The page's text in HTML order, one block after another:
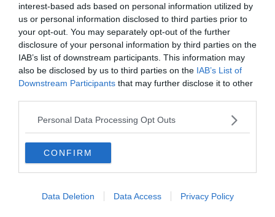
interest-based ads based on personal information utilized by
us or personal information disclosed to third parties prior to
your opt-out. You may separately opt-out of the further
disclosure of your personal information by third parties on the
IAB’s list of downstream participants. This information may
also be disclosed by us to third parties on the IAB’s List of
Downstream Participants that may further disclose it to other
Personal Data Processing Opt Outs
CONFIRM
Data Deletion Data Access Privacy Policy
MONDO
Nuovo video su Crans-Montana, i giovani
cercano di sfondare le vetrate